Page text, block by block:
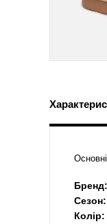
Бренд:
Сезон:
Колір: